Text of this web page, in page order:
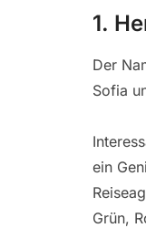
1.
Der
Sofia
ein
Grün,